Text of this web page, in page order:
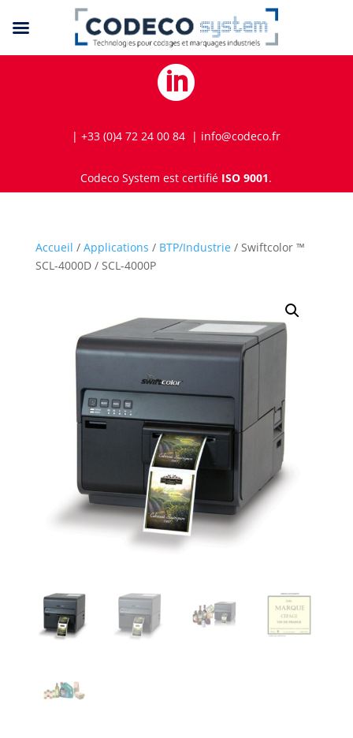

| +33 (0)4 72 24 00 84 | info@codeco.fr
Codeco System est certifié ISO 9001.
Accueil / Applications / BTP/Industrie / Swiftcolor ™
SCL-4000D / SCL-4000P